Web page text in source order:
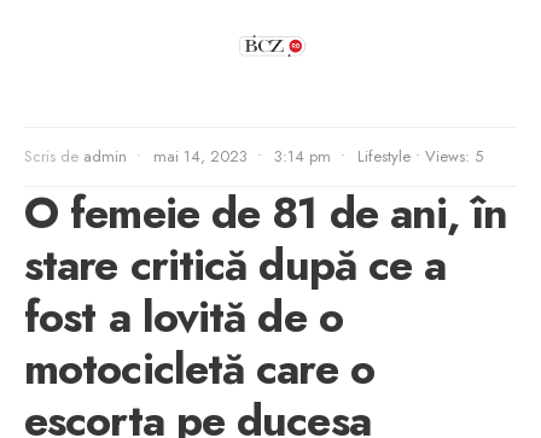
Scris de admin • mai 14, 2023 • 3:14 pm • Lifestyle • Views: 5
O femeie de 81 de ani, în
stare critică după ce a
fost a lovită de o
motocicletă care o
escorta pe ducesa